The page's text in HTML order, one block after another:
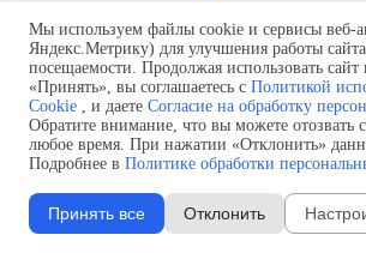
380В, 2.2 кВт
ПЧ
ISD302M43E
380В, 3 кВт
ПЧ
ISD402M43E
380В, 4 кВт
ISD552M43E
380В, 5.5 кВт
Мы используем файлы cookie и сервисы веб-
Яндекс.Метрику) для улучшения работы
посещаемости. Продолжая использовать
«Принять», вы соглашаетесь с Политикой
Cookie , и даете Согласие на обработку
Обратите внимание, что вы можете отозвать
любое время. При нажатии «Отклонить»
Подробнее в Политике обработки
Принять все Отклонить